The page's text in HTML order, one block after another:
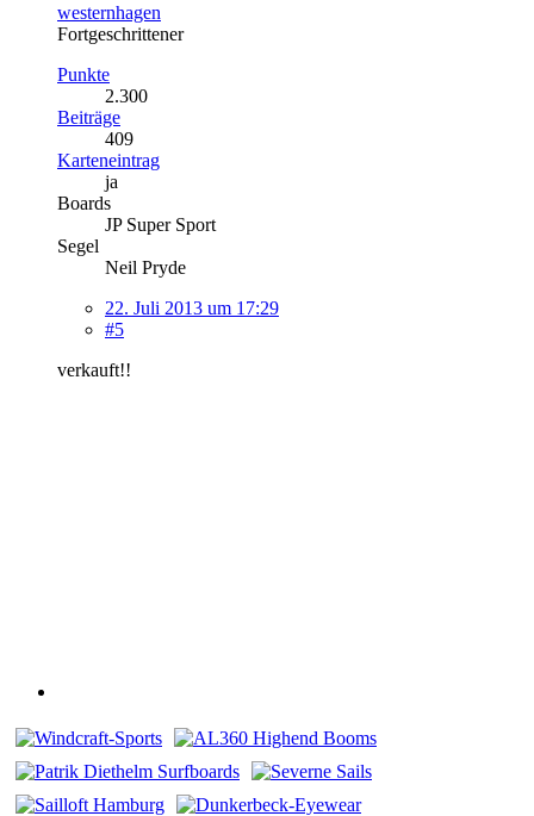
westernhagen
Fortgeschrittener
Punkte
2.300
Beiträge
409
Karteneintrag
ja
Boards
JP Super Sport
Segel
Neil Pryde
22. Juli 2013 um 17:29
#5
verkauft!!